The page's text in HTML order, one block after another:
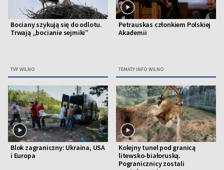
Bociany szykują się do odlotu.
Trwają „bocianie sejmiki”
TVP WILNO
Petrauskas członkiem Polskiej
Akademii
TEMATY INFO WILNO
Blok zagraniczny: Ukraina, USA
i Europa
Kolejny tunel pod granicą
litewsko-białoruską.
Pogranicznicy zostali